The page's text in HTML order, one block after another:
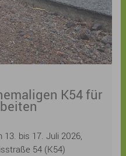
Pflücken kann man
und eigene
für Kinder und
mit Workshops
K54 für
13. bis 17. Juli 2026,
54 (K54)